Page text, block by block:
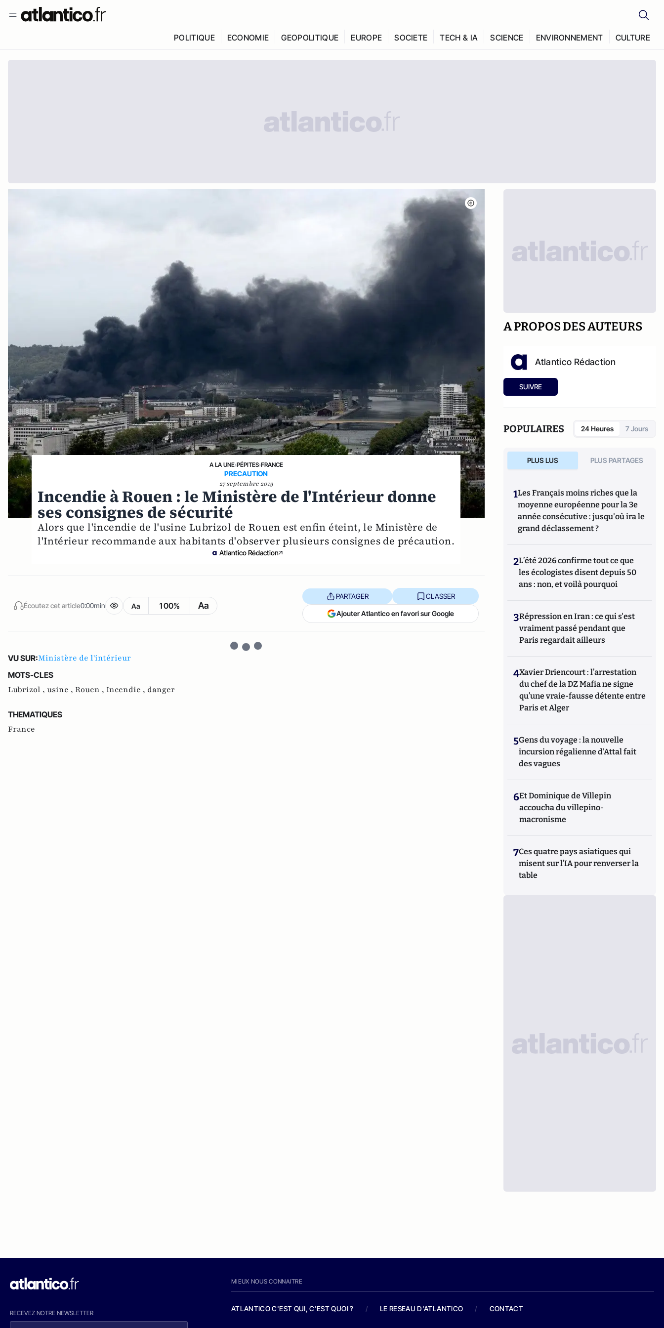
POLITIQUE ECONOMIE GEOPOLITIQUE EUROPE SOCIETE TECH & IA SCIENCE ENVIRONNEMENT CULTURE
A LA UNE›PÉPITES›FRANCE
PRECAUTION
27 septembre 2019
Incendie à Rouen : le Ministère de l'Intérieur donne
ses consignes de sécurité
Alors que l'incendie de l'usine Lubrizol de Rouen est enfin éteint, le Ministère de
l'Intérieur recommande aux habitants d'observer plusieurs consignes de précaution.
Atlantico Rédaction
Écoutez cet article0:00min Aa 100% Aa
PARTAGER CLASSER
Ajouter Atlantico en favori sur Google
VU SUR:Ministère de l'intérieur
MOTS-CLES
Lubrizol , usine , Rouen , Incendie , danger
THEMATIQUES
France
A PROPOS DES AUTEURS
Atlantico Rédaction
SUIVRE
POPULAIRES 24 Heures 7 Jours
PLUS LUS PLUS PARTAGES
1Les Français moins riches que la
moyenne européenne pour la 3e
année consécutive : jusqu'où ira le
grand déclassement ?
2L’été 2026 confirme tout ce que
les écologistes disent depuis 50
ans : non, et voilà pourquoi
3Répression en Iran : ce qui s'est
vraiment passé pendant que
Paris regardait ailleurs
4Xavier Driencourt : l’arrestation
du chef de la DZ Mafia ne signe
qu’une vraie-fausse détente entre
Paris et Alger
5Gens du voyage : la nouvelle
incursion régalienne d'Attal fait
des vagues
6Et Dominique de Villepin
accoucha du villepino-
macronisme
7Ces quatre pays asiatiques qui
misent sur l’IA pour renverser la
table
RECEVEZ NOTRE NEWSLETTER
MIEUX NOUS CONNAITRE
ATLANTICO C'EST QUI, C'EST QUOI ? / LE RESEAU D'ATLANTICO / CONTACT